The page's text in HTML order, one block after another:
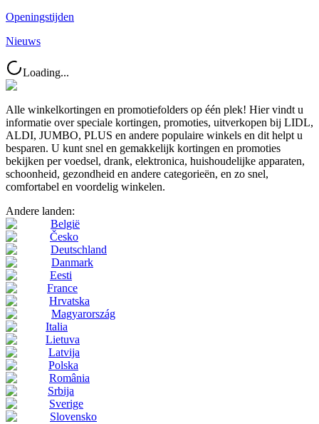
Openingstijden
Nieuws
Loading...
Alle winkelkortingen en promotiefolders op één plek! Hier vindt u
informatie over speciale kortingen, promoties, uitverkopen bij LIDL,
ALDI, JUMBO, PLUS en andere populaire winkels en dit helpt u
besparen. U kunt snel en gemakkelijk kortingen en promoties
bekijken per voedsel, drank, elektronica, huishoudelijke apparaten,
schoonheid, gezondheid en andere categorieën, en zo snel,
comfortabel en voordelig winkelen.
Andere landen:
België
Česko
Deutschland
Danmark
Eesti
France
Hrvatska
Magyarország
Italia
Lietuva
Latvija
Polska
România
Srbija
Sverige
Slovensko